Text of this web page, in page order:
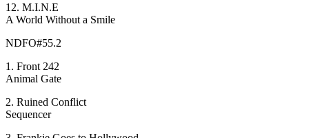
12. M.I.N.E
A World Without a Smile
NDFO#55.2
1. Front 242
Animal Gate
2. Ruined Conflict
Sequencer